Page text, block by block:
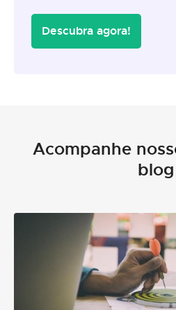
Descubra agora!
Acompanhe
blog